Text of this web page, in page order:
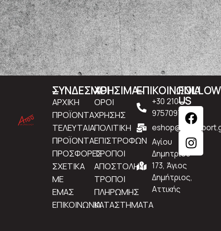
ΣΥΝΔΕΣΜΟΙ
ΑΡΧΙΚΗ
ΠΡΟΪΟΝΤΑ
ΤΕΛΕΥΤΑΙΑ
ΠΡΟΪΟΝΤΑ
ΠΡΟΣΦΟΡΕΣ
ΣΧΕΤΙΚΑ
ΜΕ
ΕΜΑΣ
ΕΠΙΚΟΙΝΩΝΙΑ
ΧΡΗΣΙΜΑ
ΟΡΟΙ
ΧΡΗΣΗΣ
ΠΟΛΙΤΙΚΗ
ΕΠΙΣΤΡΟΦΩΝ
ΤΡΟΠΟΙ
ΑΠΟΣΤΟΛΗΣ
ΤΡΟΠΟΙ
ΠΛΗΡΩΜΗΣ
ΚΑΤΑΣΤΗΜΑΤΑ
ΕΠΙΚΟΙΝΩΝΙΑ
+30 210
9757097
Αγίου
Δημητρίου
173, Άγιος
Δημήτριος,
Αττικής
FOLLOW
US